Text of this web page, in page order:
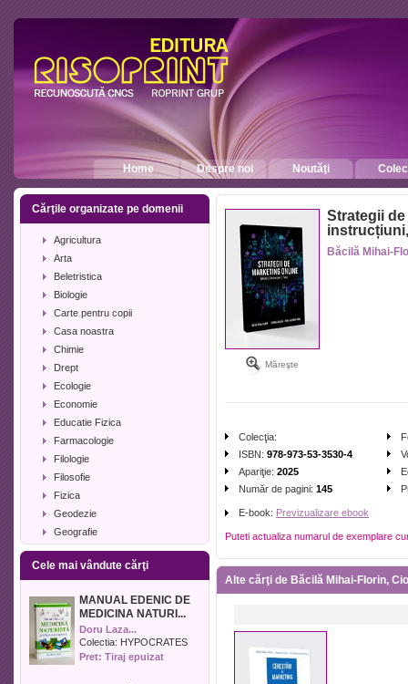
Home Despre noi Noutăţi
Cărţile organizate pe domenii
Agricultura
Arta
Beletristica
Biologie
Carte pentru copii
Casa noastra
Chimie
Drept
Ecologie
Economie
Educatie Fizica
Farmacologie
Filologie
Filosofie
Fizica
Geodezie
Geografie
Geologie
Industrie alimentara
Istorie
Istorie literara
Lexicologie
Management
Cele mai vândute cărţi
MANUAL EDENIC DE
MEDICINA NATURI...
Doru Laza...
Colectia: HYPOCRATES
Pret: Tiraj epuizat
Măreşte
Strategii
Băcilă Mihai-
Colecţia:
ISBN: 978-973-53-3530-4
Apariţie: 2025
Număr de pagini: 145
E-book: Previzualizare ebook
Puteti actualiza numarul de exemplare
Alte cărţi de Băcilă Mihai-Florin,